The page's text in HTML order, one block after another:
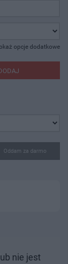
opcje dodatkowe
Oddam za darmo
nie jest